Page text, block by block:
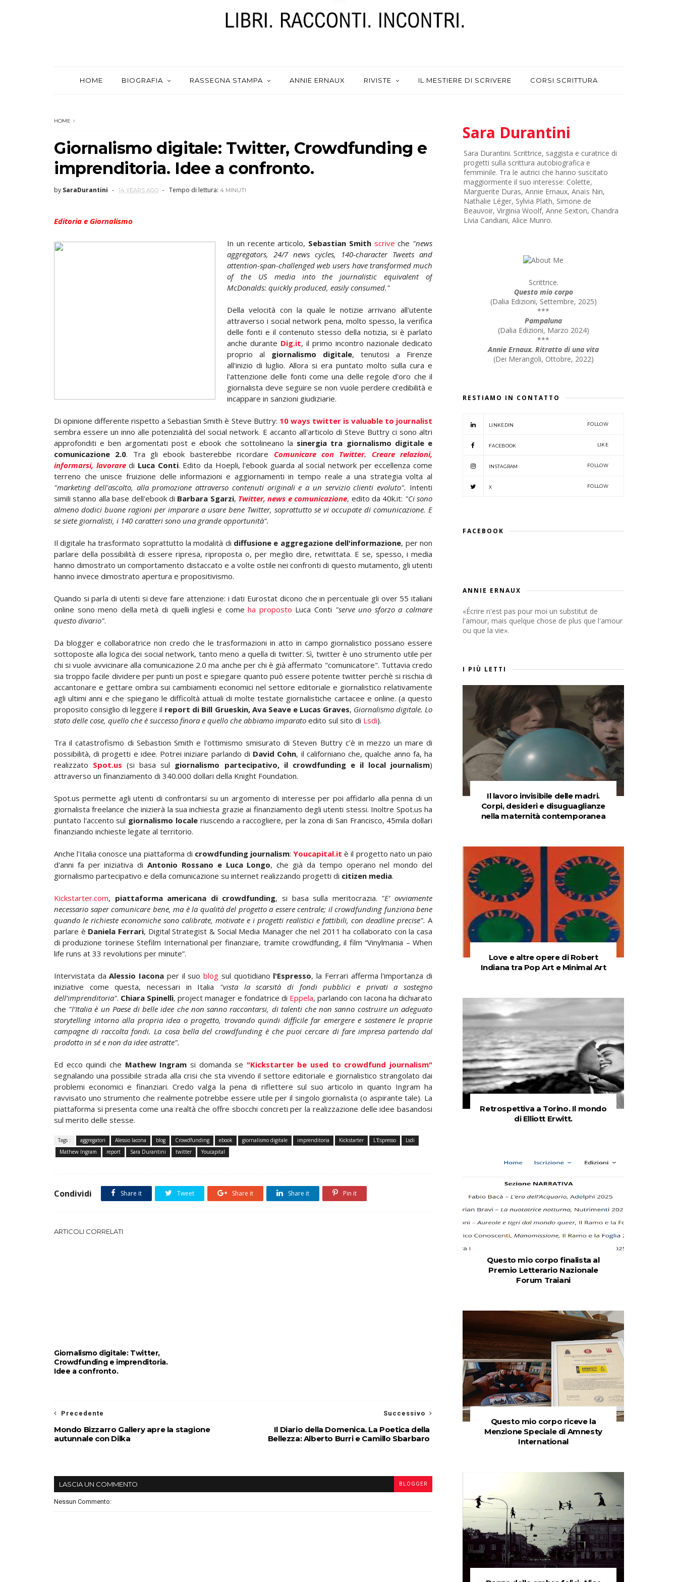
HOME BIOGRAFIA RASSEGNA STAMPA ANNIE ERNAUX RIVISTE IL MESTIERE DI SCRIVERE CORSI SCRITTURA
HOME
Giornalismo digitale: Twitter, Crowdfunding e
imprenditoria. Idee a confronto.
by SaraDurantini 14 YEARS AGO Tempo di lettura: 4 MINUTI
Editoria e Giornalismo
In un recente articolo, Sebastian Smith scrive che "news
aggregators, 24/7 news cycles, 140-character Tweets and
attention-span-challenged web users have transformed much
of the US media into the journalistic equivalent of
McDonalds: quickly produced, easily consumed."
Della velocità con la quale le notizie arrivano all'utente
attraverso i social network pena, molto spesso, la verifica
delle fonti e il contenuto stesso della notizia, si è parlato
anche durante Dig.it, il primo incontro nazionale dedicato
proprio al giornalismo digitale, tenutosi a Firenze
all'inizio di luglio. Allora si era puntato molto sulla cura e
l'attenzione delle fonti come una delle regole d'oro che il
giornalista deve seguire se non vuole perdere credibilità e
incappare in sanzioni giudiziarie.
Di opinione differente rispetto a Sebastian Smith è Steve Buttry: 10 ways twitter is valuable to journalist
sembra essere un inno alle potenzialità del social network. E accanto all'articolo di Steve Buttry ci sono altri
approfonditi e ben argomentati post e ebook che sottolineano la sinergia tra giornalismo digitale e
comunicazione 2.0. Tra gli ebook basterebbe ricordare Comunicare con Twitter. Creare relazioni,
informarsi, lavoraredi Luca Conti. Edito da Hoepli, l'ebook guarda al social network per eccellenza come
terreno che unisce fruizione delle informazioni e aggiornamenti in tempo reale a una strategia volta al
"marketing dell'ascolto, alla promozione attraverso contenuti originali e a un servizio clienti evoluto". Intenti
simili stanno alla base dell'ebook di Barbara Sgarzi, Twitter, news e comunicazione, edito da 40k.it: "Ci sono
almeno dodici buone ragioni per imparare a usare bene Twitter, soprattutto se vi occupate di comunicazione. E
se siete giornalisti, i 140 caratteri sono una grande opportunità".
Il digitale ha trasformato soprattutto la modalità di diffusione e aggregazione dell'informazione, per non
parlare della possibilità di essere ripresa, riproposta o, per meglio dire, retwittata. E se, spesso, i media
hanno dimostrato un comportamento distaccato e a volte ostile nei confronti di questo mutamento, gli utenti
hanno invece dimostrato apertura e propositivismo.
Quando si parla di utenti si deve fare attenzione: i dati Eurostat dicono che in percentuale gli over 55 italiani
online sono meno della metà di quelli inglesi e comeha proposto Luca Conti "serve uno sforzo a colmare
questo divario".
Da blogger e collaboratrice non credo che le trasformazioni in atto in campo giornalistico possano essere
sottoposte alla logica dei social network, tanto meno a quella di twitter. Sì, twitter è uno strumento utile per
chi si vuole avvicinare alla comunicazione 2.0 ma anche per chi è già affermato "comunicatore". Tuttavia credo
sia troppo facile dividere per punti un post e spiegare quanto può essere potente twitter perchè si rischia di
accantonare e gettare ombra sui cambiamenti economici nel settore editoriale e giornalistico relativamente
agli ultimi anni e che spiegano le difficoltà attuali di molte testate giornalistiche cartacee e online. (a questo
proposito consiglio di leggere il report di Bill Grueskin, Ava Seave e Lucas Graves, Giornalismo digitale. Lo
stato delle cose, quello che è successo finora e quello che abbiamo imparato edito sul sito di Lsdi).
Tra il catastrofismo di Sebastion Smith e l'ottimismo smisurato di Steven Buttry c'è in mezzo un mare di
possibilità, di progetti e idee. Potrei iniziare parlando di David Cohn, il californiano che, qualche anno fa, ha
realizzato Spot.us(si basa sul giornalismo partecipativo, il crowdfunding e il local journalism)
attraverso un finanziamento di 340.000 dollari della Knight Foundation.
Spot.us permette agli utenti di confrontarsi su un argomento di interesse per poi affidarlo alla penna di un
giornalista freelance che inizierà la sua inchiesta grazie ai finanziamento degli utenti stessi. Inoltre Spot.us ha
puntato l'accento sul giornalismo localeriuscendo a raccogliere, per la zona di San Francisco, 45mila dollari
finanziando inchieste legate al territorio.
Anche l'Italia conosce una piattaforma di crowdfunding journalism:Youcapital.itè il progetto nato un paio
d'anni fa per iniziativa diAntonio Rossano e Luca Longo, che già da tempo operano nel mondo del
giornalismo partecipativo e della comunicazione su internet realizzando progetti di citizen media.
Kickstarter.com, piattaforma americana di crowdfunding, si basa sulla meritocrazia. "E’ ovviamente
necessario saper comunicare bene, ma è la qualità del progetto a essere centrale; il crowdfunding funziona bene
quando le richieste economiche sono calibrate, motivate e i progetti realistici e fattibili, con deadline precise". A
parlare è Daniela Ferrari, Digital Strategist & Social Media Manager che nel 2011 ha collaborato con la casa
di produzione torinese Stefilm International per finanziare, tramite crowdfunding, il film “Vinylmania – When
life runs at 33 revolutions per minute”.
Intervistata daAlessio Iacona per il suo blog sul quotidiano l'Espresso, la Ferrari afferma l'importanza di
iniziative come questa, necessari in Italia "vista la scarsità di fondi pubblici e privati a sostegno
dell’imprenditoria". Chiara Spinelli, project manager e fondatrice di Eppela, parlando con Iacona ha dichiarato
che "l’Italia è un Paese di belle idee che non sanno raccontarsi, di talenti che non sanno costruire un adeguato
storytelling intorno alla propria idea o progetto, trovando quindi difficile far emergere e sostenere le proprie
campagne di raccolta fondi. La cosa bella del crowdfunding è che puoi cercare di fare impresa partendo dal
prodotto in sé e non da idee astratte".
Ed ecco quindi che Mathew Ingram si domanda se "Kickstarter be used to crowdfund journalism"
segnalando una possibile strada alla crisi che sta vivendo il settore editoriale e giornalistico strangolato dai
problemi economici e finanziari. Credo valga la pena di riflettere sul suo articolo in quanto Ingram ha
ravvisato uno strumento che realmente potrebbe essere utile per il singolo giornalista (o aspirante tale). La
piattaforma si presenta come una realtà che offre sbocchi concreti per la realizzazione delle idee basandosi
sul merito delle stesse.
Tags : aggregatori Alessio Iacona blog Crowdfunding ebook giornalismo digitale imprenditoria Kickstarter L'Espresso
Lsdi
Mathew Ingram
report Sara Durantini twitter Youcapital
Condividi Share it Tweet Share it Share it Pin it
ARTICOLI CORRELATI
Giornalismo digitale: Twitter,
Crowdfunding e imprenditoria.
Idee a confronto.
Successivo
Il Diario della Domenica. La Poetica della
Bellezza: Alberto Burri e Camillo Sbarbaro
Precedente
Mondo Bizzarro Gallery apre la stagione
autunnale con Dilka
LASCIA UN COMMENTO BLOGGER
Nessun Commento:
Sara Durantini
Sara Durantini. Scrittrice, saggista e curatrice di
progetti sulla scrittura autobiografica e
femminile. Tra le autrici che hanno suscitato
maggiormente il suo interesse: Colette,
Marguerite Duras, Annie Ernaux, Anaïs Nin,
Nathalie Léger, Sylvia Plath, Simone de
Beauvoir, Virginia Woolf, Anne Sexton, Chandra
Livia Candiani, Alice Munro.
Scrittrice.
Questo mio corpo
(Dalia Edizioni, Settembre, 2025)
***
Pampaluna
(Dalia Edizioni, Marzo 2024)
***
Annie Ernaux. Ritratto di una vita
(Dei Merangoli, Ottobre, 2022)
RESTIAMO IN CONTATTO
LINKEDIN FOLLOW
FACEBOOK LIKE
INSTAGRAM FOLLOW
X FOLLOW
FACEBOOK
ANNIE ERNAUX
«Écrire n'est pas pour moi un substitut de
l'amour, mais quelque chose de plus que l'amour
ou que la vie».
I PIÙ LETTI
Il lavoro invisibile delle madri.
Corpi, desideri e disuguaglianze
nella maternità contemporanea
Love e altre opere di Robert
Indiana tra Pop Art e Minimal Art
Retrospettiva a Torino. Il mondo
di Elliott Erwitt.
Questo mio corpo finalista al
Premio Letterario Nazionale
Forum Traiani
Questo mio corpo riceve la
Menzione Speciale di Amnesty
International